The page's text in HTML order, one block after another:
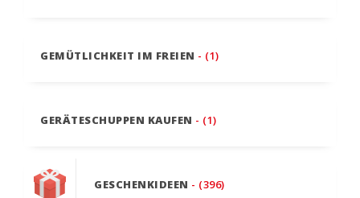
GEMÜTLICHKEIT IM FREIEN - (1)
GERÄTESCHUPPEN KAUFEN - (1)
GESCHENKIDEEN - (396)